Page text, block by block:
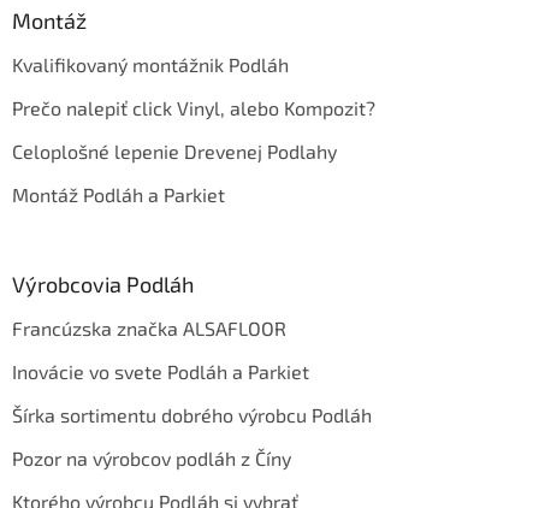
Montáž
Kvalifikovaný montážnik Podláh
Prečo nalepiť click Vinyl, alebo Kompozit?
Celoplošné lepenie Drevenej Podlahy
Montáž Podláh a Parkiet
Výrobcovia Podláh
Francúzska značka ALSAFLOOR
Inovácie vo svete Podláh a Parkiet
Šírka sortimentu dobrého výrobcu Podláh
Pozor na výrobcov podláh z Číny
Ktorého výrobcu Podláh si vybrať